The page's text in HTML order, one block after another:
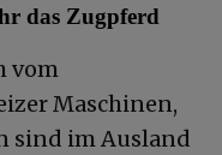
das Zugpferd
vom
Maschinen,
sind im Ausland